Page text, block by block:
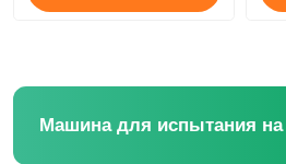
Машина для испытания на